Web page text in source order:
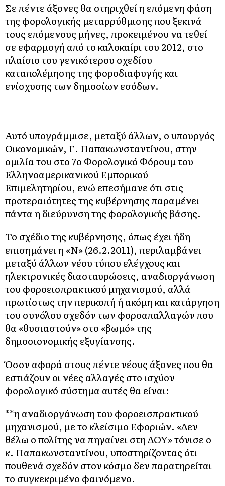
Σε πέντε άξονες θα στηριχθεί η επόμενη φάση
της φορολογικής μεταρρύθμισης που ξεκινά
τους επόμενους μήνες, προκειμένου να τεθεί
σε εφαρμογή από το καλοκαίρι του 2012, στο
πλαίσιο του γενικότερου σχεδίου
καταπολέμησης της φοροδιαφυγής και
ενίσχυσης των δημοσίων εσόδων.
Αυτό υπογράμμισε, μεταξύ άλλων, ο υπουργός
Οικονομικών, Γ. Παπακωνσταντίνου, στην
ομιλία του στο 7ο Φορολογικό Φόρουμ του
Ελληνοαμερικανικού Εμπορικού
Επιμελητηρίου, ενώ επεσήμανε ότι στις
προτεραιότητες της κυβέρνησης παραμένει
πάντα η διεύρυνση της φορολογικής βάσης.
Το σχέδιο της κυβέρνησης, όπως έχει ήδη
επισημάνει η «Ν» (26.2.2011), περιλαμβάνει
μεταξύ άλλων νέου τύπου ελέγχους και
ηλεκτρονικές διασταυρώσεις, αναδιοργάνωση
του φοροεισπρακτικού μηχανισμού, αλλά
πρωτίστως την περικοπή ή ακόμη και κατάργηση
του συνόλου σχεδόν των φοροαπαλλαγών που
θα «θυσιαστούν» στο «βωμό» της
δημοσιονομικής εξυγίανσης.
Όσον αφορά στους πέντε νέους άξονες που θα
εστιάζουν οι νέες αλλαγές στο ισχύον
φορολογικό σύστημα αυτές θα είναι:
**η αναδιοργάνωση του φοροεισπρακτικού
μηχανισμού, με το κλείσιμο Εφοριών. «Δεν
θέλω ο πολίτης να πηγαίνει στη ΔΟΥ» τόνισε ο
κ. Παπακωνσταντίνου, υποστηρίζοντας ότι
πουθενά σχεδόν στον κόσμο δεν παρατηρείται
το συγκεκριμένο φαινόμενο.